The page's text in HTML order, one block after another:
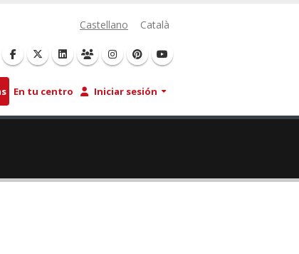
Castellano Català
En tu centro Iniciar sesión